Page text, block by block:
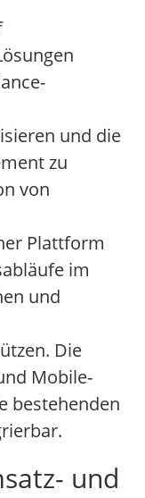
und die
zu
von
Plattform
im
und
Die
Mobile-
bestehenden
und